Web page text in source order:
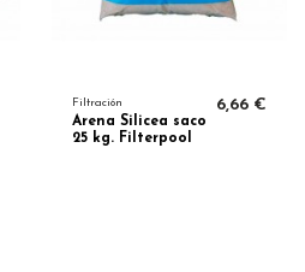
Filtración
Arena Silicea saco
25 kg. Filterpool
6,66 €